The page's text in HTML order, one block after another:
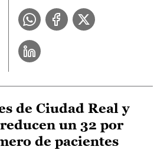
de Ciudad Real y
un 32 por
de pacientes